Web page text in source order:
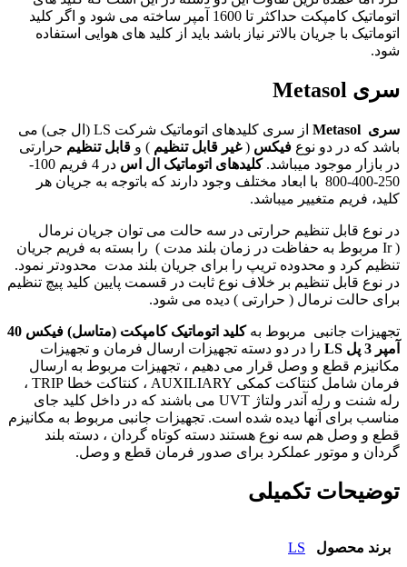
اتوماتیک کامپکت حداکثر تا 1600 آمپر ساخته می شود و اگر کلید
اتوماتیک با جریان بالاتر نیاز باشد باید از کلید های هوایی استفاده
شود.
سری Metasol
سری Metasol از سری کلیدهای اتوماتیک شرکت LS (ال جی) می
باشد که در دو نوع فیکس (غیر قابل تنظیم ) و قابل تنظیم حرارتی
در بازار موجود میباشد.کلیدهای اتوماتیک ال اس
در 4 فریم 100-
250-400-800 با ابعاد مختلف وجود دارند که باتوجه به جریان هر
کلید، فریم متغییر میباشد.
در نوع قابل تنظیم حرارتی در سه حالت می توان جریان نرمال
(
Ir مربوط به حفاظت در زمان بلند مدت ) را بسته به فریم جریان
تنظیم کرد و محدوده تریپ را برای جریان بلند مدت محدودتر نمود.
در نوع قابل تنظیم بر خلاف نوع ثابت در قسمت پایین کلید پیچ تنظیم
برای حالت نرمال ( حرارتی ) دیده می شود.
تجهیزات جانبی مربوط به
کلید اتوماتیک کامپکت (متاسل) فیکس 40
آمپر 3 پل
LS را در دو دسته تجهیزات ارسال فرمان و تجهیزات
مکانیزم قطع و وصل قرار می دهیم ، تجهیزات مربوط به ارسال
فرمان شامل کنتاکت کمکی AUXILIARY ، کنتاکت خطا TRIP ،
رله شنت و رله آندر ولتاژ UVT می باشند که در داخل کلید جای
مناسب برای آنها دیده شده است. تجهیزات جانبی مربوط به مکانیزم
قطع و وصل هم سه نوع هستند دسته کوتاه گردان ، دسته بلند
گردان و موتور عملکرد برای صدور فرمان قطع و وصل.
توضیحات تکمیلی
برند محصول LS